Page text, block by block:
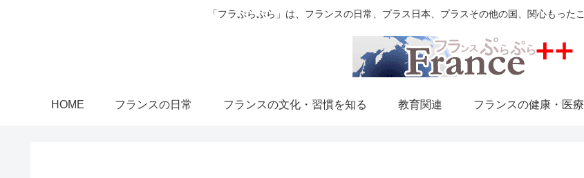
「フラぷらぷら」は、フランスの日常、プラス日本、プラスその他の国、関心もった
HOME フランスの日常 フランスの文化・習慣を知る 教育関連 フランスの健康・医療